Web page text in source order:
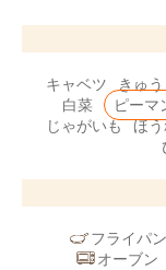
キャベツ きゅう
白菜
ピーマ
じゃがいも
ほ
フライパン
オーブン